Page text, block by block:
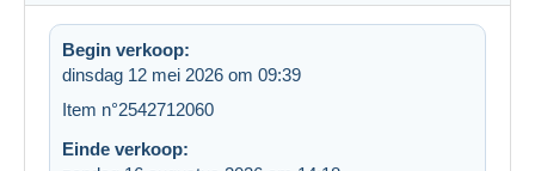
Begin verkoop:
dinsdag 12 mei 2026 om 09:39
Item n°2542712060
Einde verkoop: